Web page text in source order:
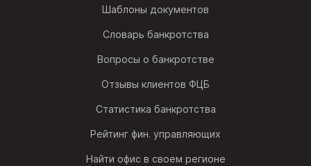
Шаблоны документов
Словарь банкротства
Вопросы о банкротстве
Отзывы клиентов ФЦБ
Статистика банкротства
Рейтинг фин. управляющих
Найти офис в своем регионе